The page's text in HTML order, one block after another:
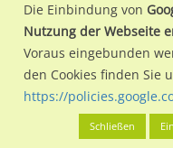
aktuelle
kannst du dich schon
Standort, seine
eventuelle
Werbeinhalten
Alles klar? Dann findest
Die Einbindung von
Nutzung der Webseite
Voraus eingebunden
den Cookies finden Sie
https://
Schließen